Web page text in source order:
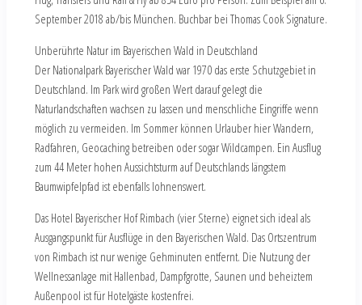
September 2018 ab/bis München. Buchbar bei Thomas Cook Signature.
Unberührte Natur im Bayerischen Wald in Deutschland
Der Nationalpark Bayerischer Wald war 1970 das erste Schutzgebiet in
Deutschland. Im Park wird großen Wert darauf gelegt die
Naturlandschaften wachsen zu lassen und menschliche Eingriffe wenn
möglich zu vermeiden. Im Sommer können Urlauber hier Wandern,
Radfahren, Geocaching betreiben oder sogar Wildcampen. Ein Ausflug
zum 44 Meter hohen Aussichtsturm auf Deutschlands längstem
Baumwipfelpfad ist ebenfalls lohnenswert.
Das Hotel Bayerischer Hof Rimbach (vier Sterne) eignet sich ideal als
Ausgangspunkt für Ausflüge in den Bayerischen Wald. Das Ortszentrum
von Rimbach ist nur wenige Gehminuten entfernt. Die Nutzung der
Wellnessanlage mit Hallenbad, Dampfgrotte, Saunen und beheiztem
Außenpool ist für Hotelgäste kostenfrei.